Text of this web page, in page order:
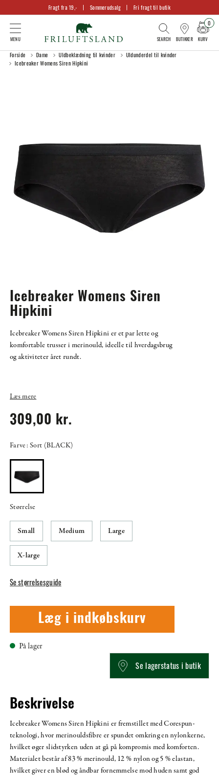
Fragt fra 19,- Sommerudsalg Fri fragt til butik
BUTIKKER KURV
0
Forside Dame Uldbeklædning til kvinder
Uldunderdel til kvinder
Icebreaker Womens Siren Hipkini
Icebreaker Womens Siren
Hipkini
Icebreaker Womens Siren Hipkini er et par lette og
komfortable trusser i merinould, ideelle til hverdagsbrug
og aktiviteter året rundt.
Læs mere
309,00 kr.
Farve: Sort (BLACK)
Størrelse
Small Medium Large
X-large
Se størrelsesguide
Læg i indkøbskurv
På lager
Se lagerstatus i butik
Beskrivelse
Icebreaker Womens Siren Hipkini er fremstillet med Corespun-
teknologi, hvor merinouldsfibre er spundet omkring en nylonkerne,
hvilket øger slidstyrken uden at gå på kompromis med komforten.
Materialet består af 83 % merinould, 12 % nylon og 5 % elastan,
hvilket giver en blød og åndbar fornemmelse mod huden samt god